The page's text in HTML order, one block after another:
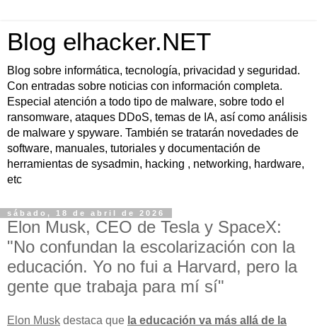
Blog elhacker.NET
Blog sobre informática, tecnología, privacidad y seguridad.
Con entradas sobre noticias con información completa.
Especial atención a todo tipo de malware, sobre todo el
ransomware, ataques DDoS, temas de IA, así como análisis
de malware y spyware. También se tratarán novedades de
software, manuales, tutoriales y documentación de
herramientas de sysadmin, hacking , networking, hardware,
etc
sábado, 18 de abril de 2026
Elon Musk, CEO de Tesla y SpaceX:
"No confundan la escolarización con la
educación. Yo no fui a Harvard, pero la
gente que trabaja para mí sí"
Elon Musk destaca que la educación va más allá de la